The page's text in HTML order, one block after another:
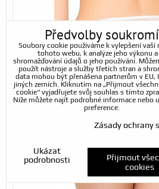
Předvolby soukromí
Soubory cookie používáme k vylepšení vaší
tohoto webu, k analýze jeho výkonu a
shromažďování údajů o jeho používání.
použít nástroje a služby třetích stran a
data mohou být přenášena partnerům v EU,
jiných zemích. Kliknutím na „Přijmout
cookie“ vyjadřujete svůj souhlas s tímto
Níže můžete najít podrobné informace nebo
preference.
Zásady ochrany
Ukázat
podrobnosti
Přijmout
cookies